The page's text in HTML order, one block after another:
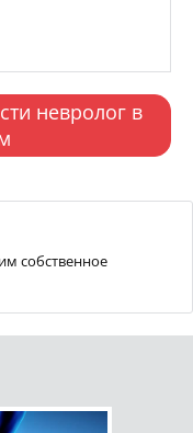
невролог в
собственное